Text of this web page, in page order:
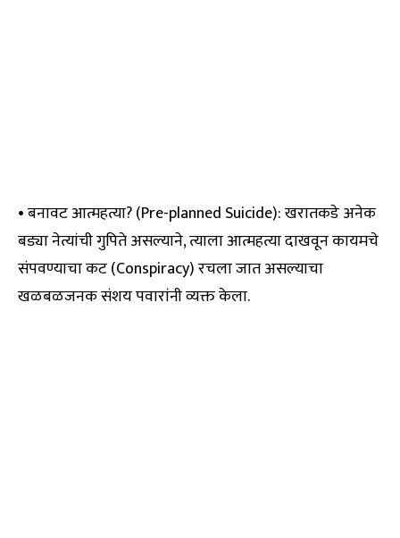
• बनावट आत्महत्या? (Pre-planned Suicide): खरातकडे अनेक
बड्या नेत्यांची गुपिते असल्याने, त्याला आत्महत्या दाखवून कायमचे
संपवण्याचा कट (Conspiracy) रचला जात असल्याचा
खळबळजनक संशय पवारांनी व्यक्त केला.